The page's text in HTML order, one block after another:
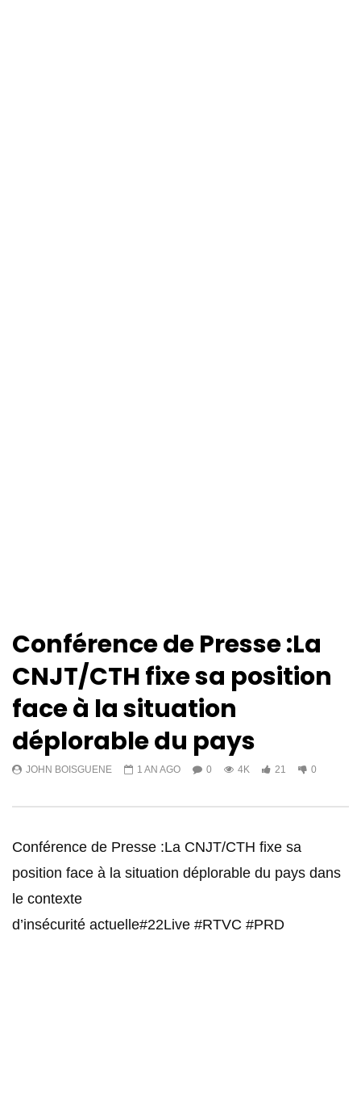
Conférence de Presse :La
CNJT/CTH fixe sa position
face à la situation
déplorable du pays
JOHN BOISGUENE 1 AN AGO 0 4K 21 0
Conférence de Presse :La CNJT/CTH fixe sa
position face à la situation déplorable du pays dans
le contexte
d’insécurité actuelle#22Live #RTVC #PRD